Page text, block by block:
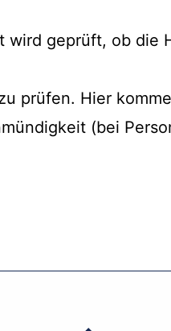
wird geprüft, ob die
prüfen. Hier
(bei